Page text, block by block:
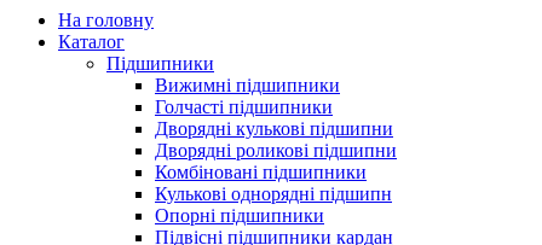
На головну
Каталог
Підшипники
Вижимні підшипники
Голчасті підшипники
Дворядні кулькові підшипни
Дворядні роликові підшипни
Комбіновані підшипники
Кулькові однорядні підшипн
Опорні підшипники
Підвісні підшипники кардан